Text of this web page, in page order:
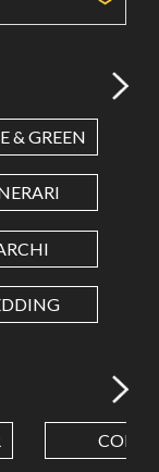
separator.
& GREEN
CORSI